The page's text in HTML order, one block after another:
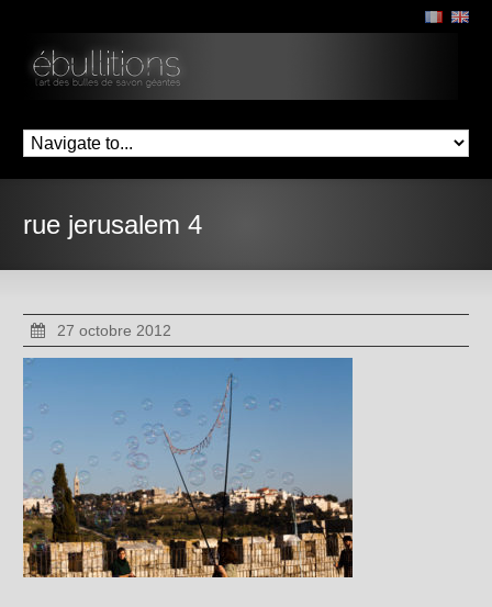
rue jerusalem 4
27 octobre 2012